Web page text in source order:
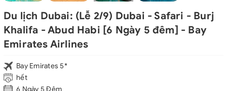
Du lịch Dubai: (Lễ 2/9) Dubai - Safari - Burj
Khalifa - Abud Habi [6 Ngày 5 đêm] - Bay
Emirates Airlines
Bay Emirates 5*
hết
6 Ngày 5 Đêm